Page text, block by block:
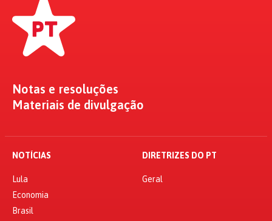
Notas e resoluções
Materiais de divulgação
NOTÍCIAS
Lula
Economia
Brasil
DIRETRIZES DO PT
Geral